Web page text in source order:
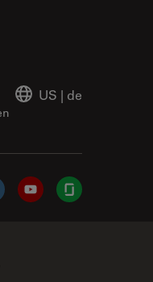
US | de
YouTubeGlassdoor